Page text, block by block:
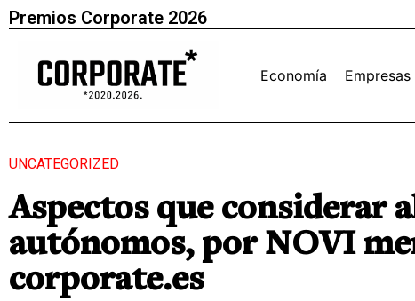
Premios Corporate 2026
Economía Empresas
UNCATEGORIZED
Aspectos que considerar
autónomos, por NOVI
corporate.es